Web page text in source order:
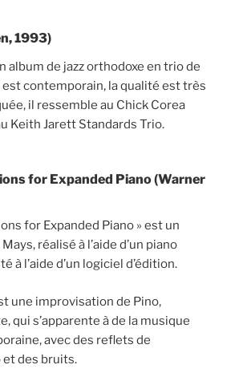
1993)
album de jazz orthodoxe en trio de
est contemporain, la qualité est très
il ressemble au Chick Corea
Keith Jarett Standards Trio.
for Expanded Piano (Warner
for Expanded Piano » est un
réalisé à l’aide d’un piano
à l’aide d’un logiciel d’édition.
une improvisation de Pino,
qui s’apparente à de la musique
avec des reflets de
des bruits.